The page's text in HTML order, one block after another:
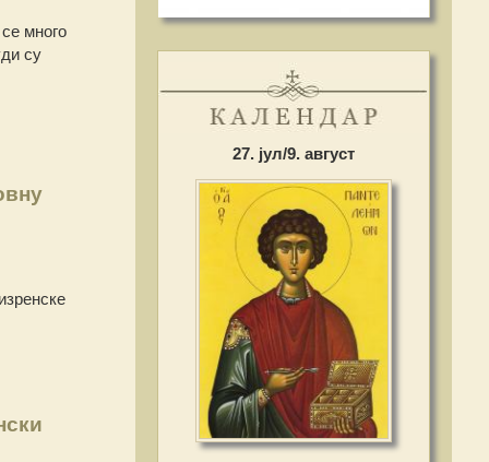
много
су
27. јул/9. август